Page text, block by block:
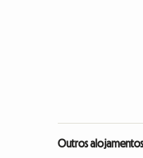
Outros